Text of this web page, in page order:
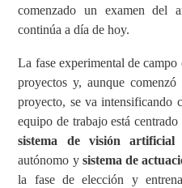
comenzado un examen del
continúa a día de hoy.
La fase experimental de
proyectos y, aunque
proyecto, se va intensificando
equipo de trabajo está
sistema de visión artificial
autónomo y sistema de
la fase de elección y